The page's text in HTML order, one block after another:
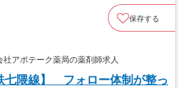
保存する
アポテーク薬局の薬剤師求人
七隈線】 フォロー体制が整っ